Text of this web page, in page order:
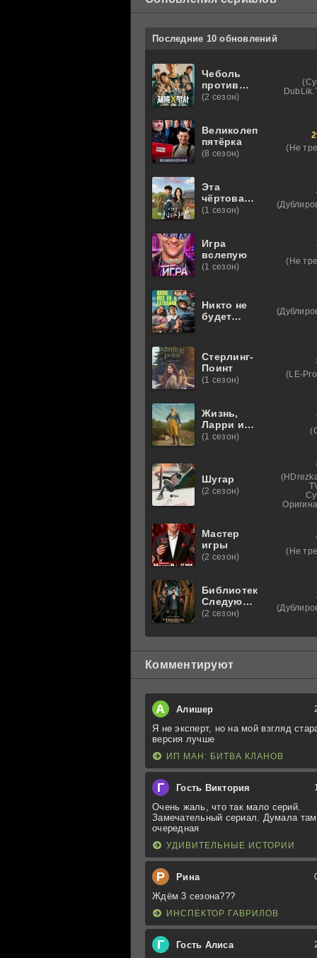
Последние 10 обновлений
Чеболь
против
детектива
(2 сезон)
Великолепная
пятёрка
(8 сезон)
(Не
Эта
чёртова
любовь
(1 сезон)
Игра
вслепую
(1 сезон)
(Не
Никто не
будет
Стерлинг-
Поинт
(1 сезон)
(LE-
Жизнь,
Ларри и
стремление
история
Америки
(1 сезон)
Шугар
(2 сезон)
Мастер
игры
(2 сезон)
(Не
Библиотекари:
Следующая
глава
(2 сезон)
Комментируют
А Алишер
Я не эксперт, но на мой взгляд
версия лучше
ИП МАН: БИТВА КЛАНОВ
Г Гость Виктория
Очень жаль, что так мало серий.
Замечательный сериал. Думала там
очередная
УДИВИТЕЛЬНЫЕ ИСТОРИИ
Р Рина
Ждём 3 сезона???
ИНСПЕКТОР ГАВРИЛОВ
Г Гость Алиса